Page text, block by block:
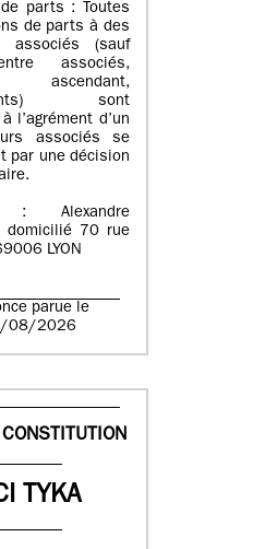
parts : Toutes
de parts à des
associés (sauf
associés,
ascendant,
sont
l’agrément d’un
associés se
par une décision
: Alexandre
domicilié 70 rue
LYON
parue le
08/2026
TYKA